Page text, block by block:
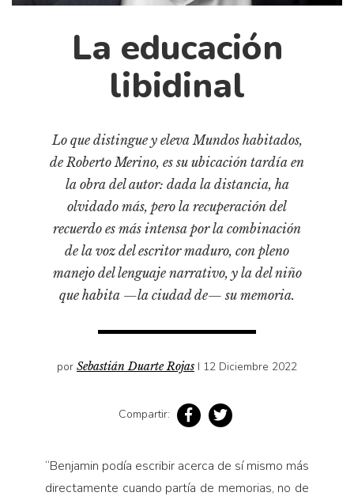
Diccionario portátil de la literatura chilena
Historia material de los libros
Lagunas mentales
Narrativas visuales
Pensamiento
Política
La educación
libidinal
Lo que distingue y eleva Mundos habitados,
de Roberto Merino, es su ubicación tardía en
la obra del autor: dada la distancia, ha
olvidado más, pero la recuperación del
recuerdo es más intensa por la combinación
de la voz del escritor maduro, con pleno
manejo del lenguaje narrativo, y la del niño
que habita —la ciudad de— su memoria.
por Sebastián Duarte Rojas I 12 Diciembre 2022
Compartir:
“Benjamin podía escribir acerca de sí mismo más
directamente cuando partía de memorias, no de